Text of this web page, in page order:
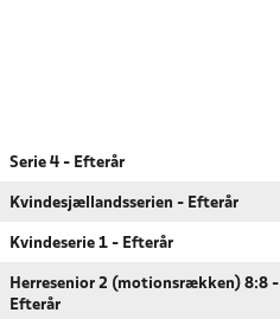
Serie 4 - Efterår
Kvindesjællandsserien - Efterår
Kvindeserie 1 - Efterår
Herresenior 2 (motionsrækken) 8:8 -
Efterår